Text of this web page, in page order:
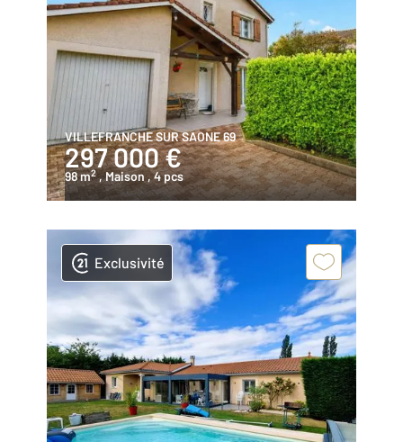
VILLEFRANCHE SUR SAONE 69
297 000 €
98 m2 , Maison , 4 pcs
Exclusivité